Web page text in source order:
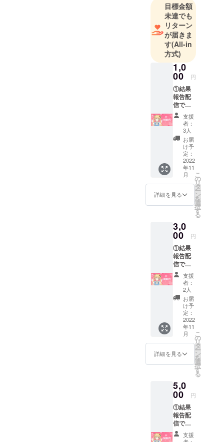
今はまだ本
格的に活動
できてはい
ませんが、
自分自身が
パニック障
害の為、パ
ニック障害
の方の助け
になれるよ
うな活動を
したいと
思っていま
目標金額
未達でも
リターン
が届きま
す(All-in
方式)
1,0
00 円
①結果
報告配
信での
概要欄
クレ
ジット
表記 支
援時、
必ず備
考欄に
書かせ
て頂く
名前を
記入し
て下さ
い。記
ない場
合
CAMPF
IREで使
用され
ている
名前を
使用さ
せて頂
きま
す。
支援
者：
3人
お届
け予
定：
2022
年11
月
詳細を見る
こ
の
リ
タ
ー
ン
を
選
択
す
る
3,0
00 円
①結果
報告配
信での
概要欄
クレ
ジット
表記 ②
結果報
告配信
でのお
名前呼
時、必
ず備考
欄に書
かせて
前を記
入して
下さ
い。記
入され
ない場
合
CAMPF
支援
者：
2人
お届
け予
定：
2022
年11
月
詳細を見る
こ
の
リ
タ
ー
ン
を
選
択
す
る
5,0
00 円
①結果
報告配
信での
概要欄
クレ支援